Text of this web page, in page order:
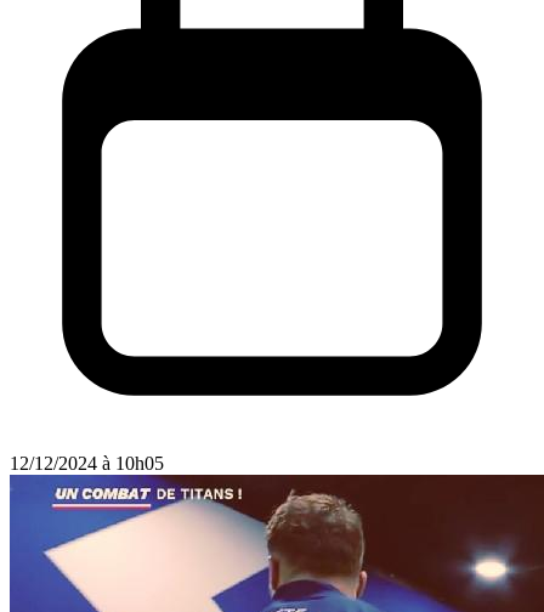
12/12/2024 à 10h05